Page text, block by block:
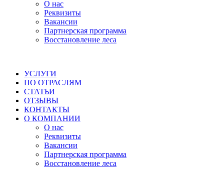
О нас
Реквизиты
Вакансии
Партнерская программа
Восстановление леса
УСЛУГИ
ПО ОТРАСЛЯМ
СТАТЬИ
ОТЗЫВЫ
КОНТАКТЫ
О КОМПАНИИ
О нас
Реквизиты
Вакансии
Партнерская программа
Восстановление леса